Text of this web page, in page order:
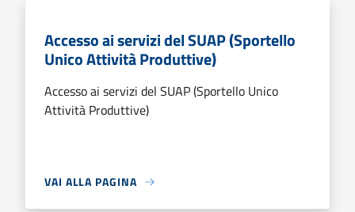
Accesso ai servizi del SUAP (Sportello
Unico Attività Produttive)
Accesso ai servizi del SUAP (Sportello Unico
Attività Produttive)
VAI ALLA PAGINA